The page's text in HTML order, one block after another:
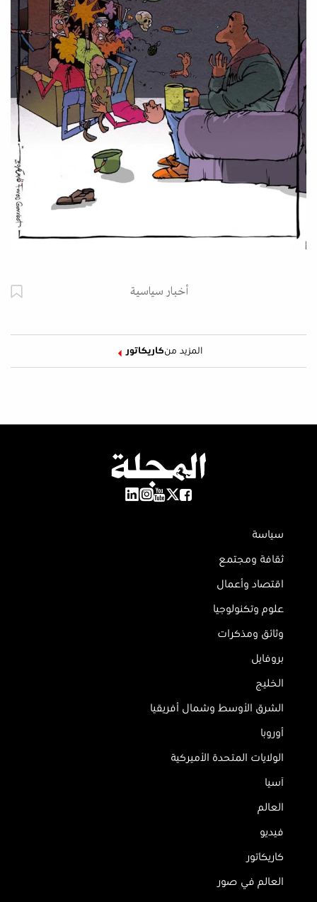
أخبار سياسية
المزيد منكاريكاتور
سياسة
ثقافة ومجتمع
اقتصاد وأعمال
علوم وتكنولوجيا
وثائق ومذكرات
بروفايل
الخليج
الشرق الأوسط وشمال أفريقيا
أوروبا
الولايات المتحدة الأميركية
آسيا
العالم
فيديو
كاريكاتور
العالم في صور